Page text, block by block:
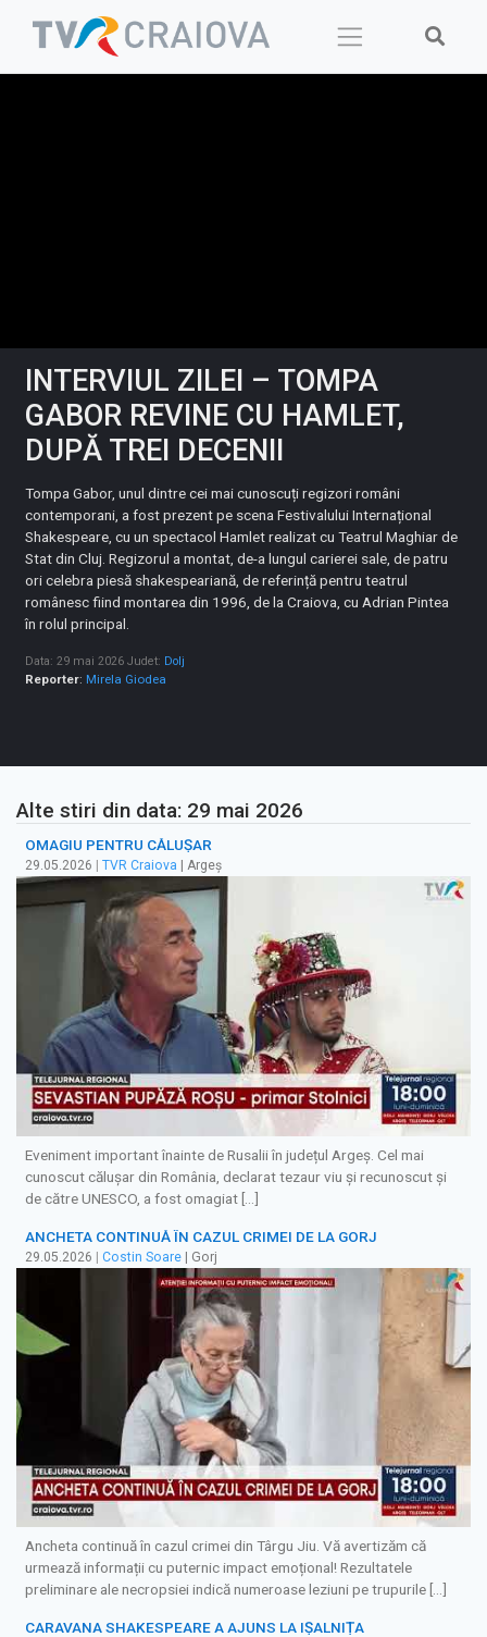
INTERVIUL ZILEI – TOMPA
GABOR REVINE CU HAMLET,
DUPĂ TREI DECENII
Tompa Gabor, unul dintre cei mai cunoscuți regizori români
contemporani, a fost prezent pe scena Festivalului Internațional
Shakespeare, cu un spectacol Hamlet realizat cu Teatrul Maghiar de
Stat din Cluj. Regizorul a montat, de-a lungul carierei sale, de patru
ori celebra piesă shakespeariană, de referință pentru teatrul
românesc fiind montarea din 1996, de la Craiova, cu Adrian Pintea
în rolul principal.
Data: 29 mai 2026 Judet: Dolj
Reporter: Mirela Giodea
Alte stiri din data: 29 mai 2026
OMAGIU PENTRU CĂLUȘAR
29.05.2026 TVR Craiova | Argeș
Eveniment important înainte de Rusalii în județul Argeș. Cel mai
cunoscut călușar din România, declarat tezaur viu și recunoscut și
de către UNESCO, a fost omagiat […]
ANCHETA CONTINUĂ ÎN CAZUL CRIMEI DE LA GORJ
29.05.2026 | Costin Soare | Gorj
Ancheta continuă în cazul crimei din Târgu Jiu. Vă avertizăm că
urmează informații cu puternic impact emoțional! Rezultatele
preliminare ale necropsiei indică numeroase leziuni pe trupurile […]
CARAVANA SHAKESPEARE A AJUNS LA IȘALNIȚA